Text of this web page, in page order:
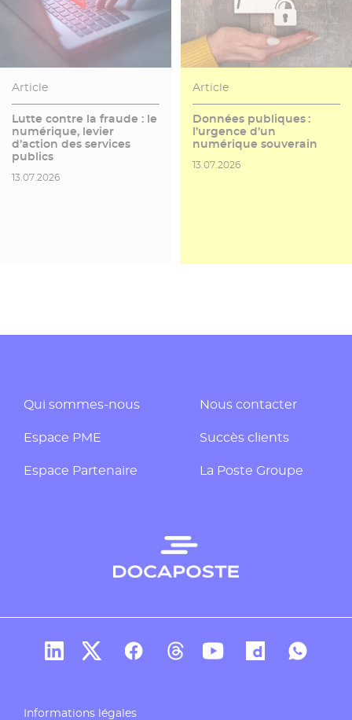
Article
Lutte contre la fraude : le
numérique, levier
d’action des services
publics
Date de publication
13.07.2026
Article
Données publiques :
l’urgence d’un
numérique souverain
Date de publication
13.07.2026
Qui sommes-nous
Espace PME
Espace Partenaire
Nous contacter
Succès clients
La Poste Groupe
Compte Linkedin de Docaposte
Compte X de Docaposte
Compte Facebook de Docaposte
Compte Threads de
Compte Youtube de
CompteCompte
Informations légales